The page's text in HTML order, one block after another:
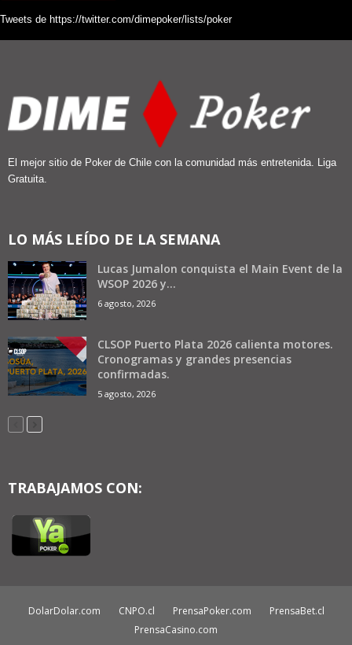
Tweets de https://twitter.com/dimepoker/lists/poker
El mejor sitio de Poker de Chile con la comunidad más entretenida. Liga
Gratuita.
LO MÁS LEÍDO DE LA SEMANA
Lucas Jumalon conquista el Main Event de la
WSOP 2026 y...
6 agosto, 2026
CLSOP Puerto Plata 2026 calienta motores.
Cronogramas y grandes presencias
confirmadas.
5 agosto, 2026
TRABAJAMOS CON:
DolarDolar.com CNPO.cl PrensaPoker.com
PrensaBet.cl
PrensaCasino.com